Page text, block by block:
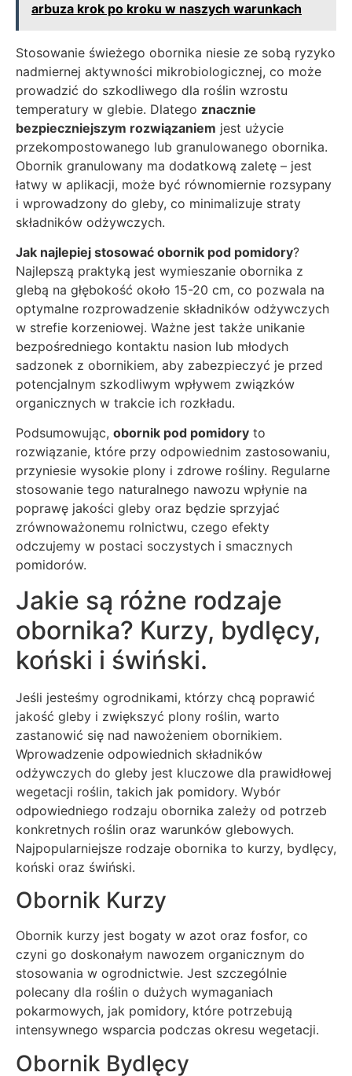
arbuza krok po kroku w naszych warunkach
Stosowanie świeżego obornika niesie ze sobą ryzyko
nadmiernej aktywności mikrobiologicznej, co może
prowadzić do szkodliwego dla roślin wzrostu
temperatury w glebie. Dlatego znacznie
bezpieczniejszym rozwiązaniem jest użycie
przekompostowanego lub granulowanego obornika.
Obornik granulowany ma dodatkową zaletę – jest
łatwy w aplikacji, może być równomiernie rozsypany
i wprowadzony do gleby, co minimalizuje straty
składników odżywczych.
Jak najlepiej stosować obornik pod pomidory?
Najlepszą praktyką jest wymieszanie obornika z
glebą na głębokość około 15-20 cm, co pozwala na
optymalne rozprowadzenie składników odżywczych
w strefie korzeniowej. Ważne jest także unikanie
bezpośredniego kontaktu nasion lub młodych
sadzonek z obornikiem, aby zabezpieczyć je przed
potencjalnym szkodliwym wpływem związków
organicznych w trakcie ich rozkładu.
Podsumowując, obornik pod pomidory to
rozwiązanie, które przy odpowiednim zastosowaniu,
przyniesie wysokie plony i zdrowe rośliny. Regularne
stosowanie tego naturalnego nawozu wpłynie na
poprawę jakości gleby oraz będzie sprzyjać
zrównoważonemu rolnictwu, czego efekty
odczujemy w postaci soczystych i smacznych
pomidorów.
Jakie są różne rodzaje
obornika? Kurzy, bydlęcy,
koński i świński.
Jeśli jesteśmy ogrodnikami, którzy chcą poprawić
jakość gleby i zwiększyć plony roślin, warto
zastanowić się nad nawożeniem obornikiem.
Wprowadzenie odpowiednich składników
odżywczych do gleby jest kluczowe dla prawidłowej
wegetacji roślin, takich jak pomidory. Wybór
odpowiedniego rodzaju obornika zależy od potrzeb
konkretnych roślin oraz warunków glebowych.
Najpopularniejsze rodzaje obornika to kurzy, bydlęcy,
koński oraz świński.
Obornik Kurzy
Obornik kurzy jest bogaty w azot oraz fosfor, co
czyni go doskonałym nawozem organicznym do
stosowania w ogrodnictwie. Jest szczególnie
polecany dla roślin o dużych wymaganiach
pokarmowych, jak pomidory, które potrzebują
intensywnego wsparcia podczas okresu wegetacji.
Obornik Bydlęcy